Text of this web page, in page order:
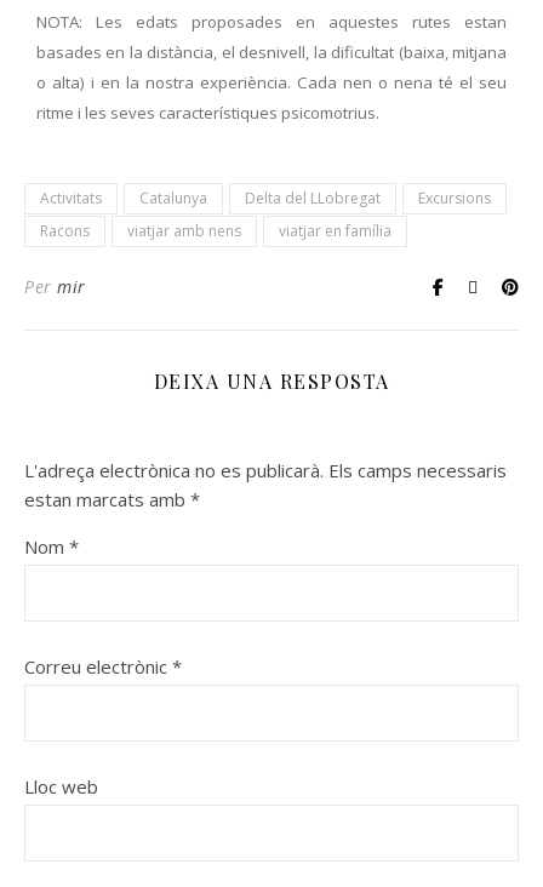
NOTA: Les edats proposades en aquestes rutes estan
basades en la distància, el desnivell, la dificultat (baixa, mitjana
o alta) i en la nostra experiència. Cada nen o nena té el seu
ritme i les seves característiques psicomotrius.
Activitats Catalunya Delta del LLobregat
Excursions
Racons
viatjar amb nens viatjar en família
Per mir
DEIXA UNA RESPOSTA
L'adreça electrònica no es publicarà. Els camps necessaris
estan marcats amb *
Nom *
Correu electrònic *
Lloc web